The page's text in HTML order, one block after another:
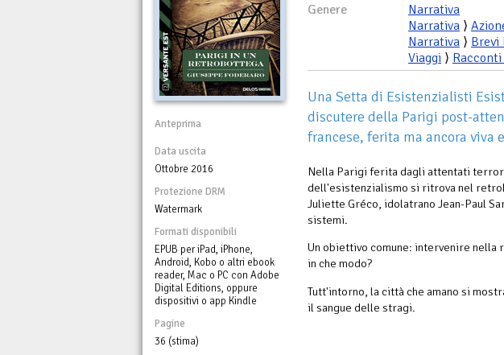
Anteprima
Data uscita
Ottobre 2016
Protezione DRM
Watermark
Formati disponibili
EPUB per iPad, iPhone,
Android, Kobo o altri ebook
reader, Mac o PC con Adobe
Digital Editions, oppure
dispositivi o app Kindle
Pagine
36 (stima)
Genere
Narrativa
Narrativa ⟩
Narrativa ⟩ Brevi
Viaggi ⟩
Una Setta di Esistenzialisti
discutere della Parigi post-
francese, ferita ma ancora viva
Nella Parigi ferita dagli attentati
dell'esistenzialismo si ritrova nel
Juliette Gréco, idolatrano Jean-Paul
sistemi.
Un obiettivo comune: intervenire
in che modo?
Tutt'intorno, la città che amano si
il sangue delle stragi.